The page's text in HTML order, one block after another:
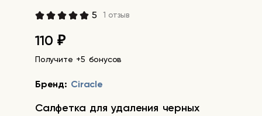
5 1 отзыв
110₽
Получите +5 бонусов
Бренд: Ciracle
Салфетка для удаления черных